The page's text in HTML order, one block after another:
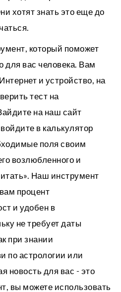
хотят знать это еще до
который поможет
для вас человека. Вам
и устройство, на
тест на
на наш сайт
в калькулятор
поля своим
возлюбленного и
Наш инструмент
процент
и удобен в
не требует даты
при знании
по астрологии или
новость для вас - это
вы можете использовать